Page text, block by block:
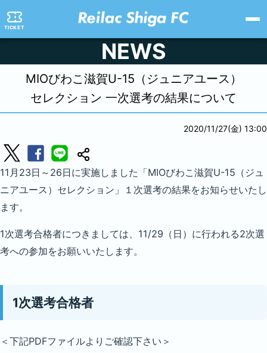
TICKET
NEWS
MIOびわこ滋賀U-15（ジュニアユース）
セレクション 一次選考の結果について
2020/11/27(金) 13:00
11月23日～26日に実施しました「MIOびわこ滋賀U-15（ジュ
ニアユース）セレクション」１次選考の結果をお知らせいたし
ます。
1次選考合格者につきましては、11/29（日）に行われる2次選
考への参加をお願いいたします。
1次選考合格者
＜下記PDFファイルよりご確認下さい＞